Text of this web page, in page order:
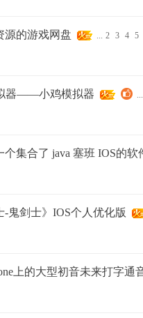
源的游戏网盘 ... 2 3 4 5
器——小鸡模拟器 ...
个集合了 java 塞班 IOS的软
-鬼剑士》IOS个人优化版
上的大型初音未来打字通